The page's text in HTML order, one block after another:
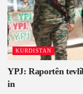
KURDISTAN
YPJ: Raportên
in